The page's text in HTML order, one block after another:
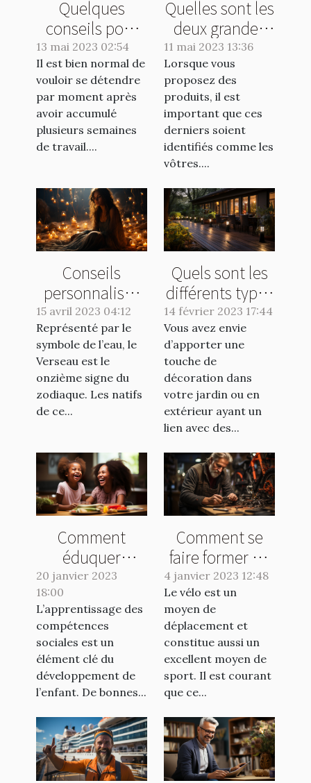
Quelques
conseils pour
éviter les
vomissements
lors d'un tour
de manège
13 mai 2023 02:54
Il est bien normal de
vouloir se détendre
par moment après
avoir accumulé
plusieurs semaines
de travail....
Quelles sont les
deux grandes
catégories de
marquage
industriel?
11 mai 2023 13:36
Lorsque vous
proposez des
produits, il est
important que ces
derniers soient
identifiés comme les
vôtres....
Conseils
personnalisés
pour les natifs
du signe
Verseau :
comment
maximiser votre
potentiel
15 avril 2023 04:12
Représenté par le
symbole de l’eau, le
Verseau est le
onzième signe du
zodiaque. Les natifs
de ce...
Quels sont les
différents types
d’éclairage que
vous pouvez
avoir dans votre
jardin ?
14 février 2023 17:44
Vous avez envie
d’apporter une
touche de
décoration dans
votre jardin ou en
extérieur ayant un
lien avec des...
Comment
éduquer
positivement
votre enfant ?
20 janvier 2023
18:00
L’apprentissage des
compétences
sociales est un
élément clé du
développement de
l’enfant. De bonnes...
Comment se
faire former en
réparation vélo
?
4 janvier 2023 12:48
Le vélo est un
moyen de
déplacement et
constitue aussi un
excellent moyen de
sport. Il est courant
que ce...